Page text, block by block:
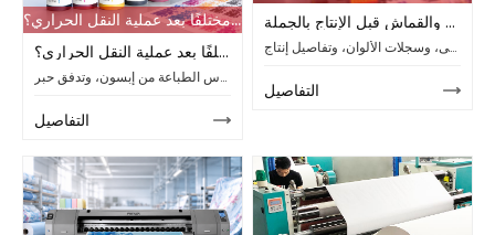
لماذا يبدو حبر التسامي لطابعات إبسون مختلفًا بعد عملية النقل الحراري؟
لماذا يبدو حبر التسامي لطابعات إبسون مختلفًا بعد عملية النقل الحراري؟
تتبع تغيرات لون التسامي عبر رؤوس الطباعة من إبسون، وتدفق حبر CMYK، وورق النقل، والبوليستر، ودرجة حرارة النقل الحراري، والوقت، والضغط.
التفاصيل
طلبات طابعات التسامي ذات التنسيق العريض: فحص التصميم الفني والقماش قبل الإنتاج بالجملة
قم بإعداد طلبات الأقمشة بالجملة مع التحقق من مقياس العمل الفني، وتخطيط التكرار، والعرض القابل للاستخدام، والهوامش، والموافقة على اللفة الأولى، وسجلات الألوان، وتفاصيل إنتاج CF-8000.
التفاصيل